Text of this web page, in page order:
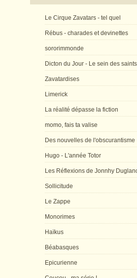
Le Cirque Zavatars - tel quel
Rébus - charades et devinettes
sororimmonde
Dicton du Jour - Le sein des saints
Zavatardises
Limerick
La réalité dépasse la fiction
momo, fais ta valise
Des nouvelles de l'obscurantisme
Hugo - L'année Totor
Les Réflexions de Jonnhy
Sollicitude
Le Zappe
Monorimes
Haïkus
Béabasques
Epicurienne